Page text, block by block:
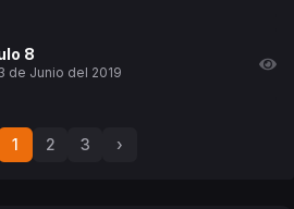
8
de Junio del 2019
1 2 3 ›